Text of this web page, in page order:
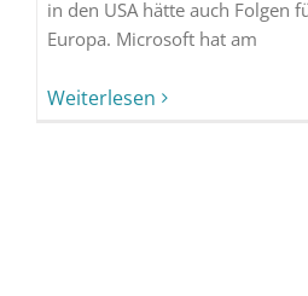
in den USA hätte auch Folgen
Europa. Microsoft hat am
Weiterlesen